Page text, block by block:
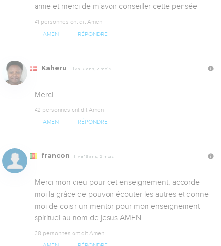
amie et merci de m'avoir conseiller cette pensée
41 personnes ont dit Amen
AMEN RÉPONDRE
Kaheru Il y a 16 ans, 2 mois
Merci.
42 personnes ont dit Amen
AMEN RÉPONDRE
francon Il y a 16 ans, 2 mois
Merci mon dieu pour cet enseignement, accorde
moi la grâce de pouvoir écouter les autres et donne
moi de coisir un mentor pour mon enseignement
spirituel au nom de jesus AMEN
38 personnes ont dit Amen